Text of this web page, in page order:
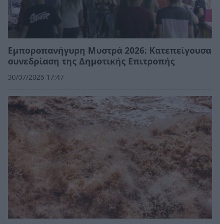
Εμποροπανήγυρη Μυστρά 2026: Κατεπείγουσα
συνεδρίαση της Δημοτικής Επιτροπής
30/07/2026 17:47